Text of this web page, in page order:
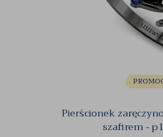
Pierścionek
szafirem -